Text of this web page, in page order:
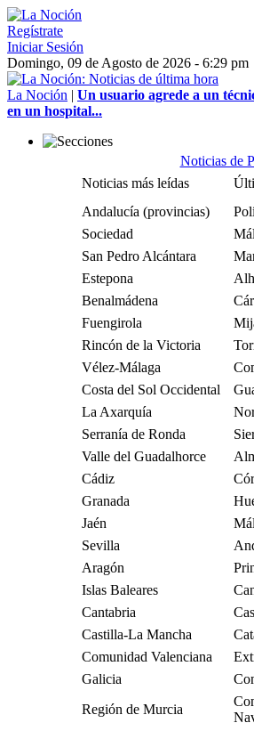
Regístrate
Iniciar Sesión
Domingo, 09 de Agosto de 2026 - 6:29 pm
La Noción | Un usuario agrede a un
en un hospital...
Noticias de
Noticias más leídas
Andalucía (provincias)
Sociedad
San Pedro Alcántara
Estepona
Benalmádena
Fuengirola
Rincón de la Victoria
Vélez-Málaga
Costa del Sol Occidental
La Axarquía
Serranía de Ronda
Valle del Guadalhorce
Cádiz
Granada
Jaén
Sevilla
Aragón
Islas Baleares
Cantabria
Castilla-La Mancha
Comunidad Valenciana
Galicia
Región de Murcia